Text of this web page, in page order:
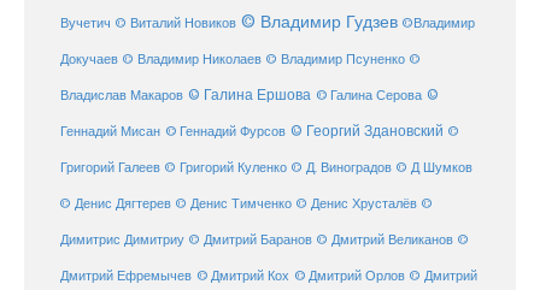
Вучетич © Виталий Новиков © Владимир Гудзев ©Владимир
Докучаев © Владимир Николаев © Владимир Псуненко ©
Владислав Макаров © Галина Ершова © Галина Серова ©
Геннадий Мисан © Геннадий Фурсов © Георгий Здановский ©
Григорий Галеев © Григорий Куленко © Д. Виноградов © Д Шумков
© Денис Дягтерев © Денис Тимченко © Денис Хрусталёв ©
Димитрис Димитриу © Дмитрий Баранов © Дмитрий Великанов ©
Дмитрий Ефремычев © Дмитрий Кох © Дмитрий Орлов © Дмитрий